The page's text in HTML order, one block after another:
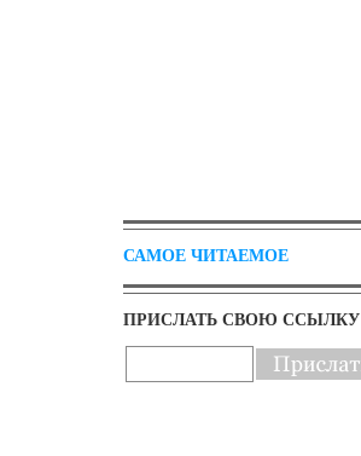
САМОЕ ЧИТАЕМОЕ
ПРИСЛАТЬ СВОЮ ССЫЛКУ